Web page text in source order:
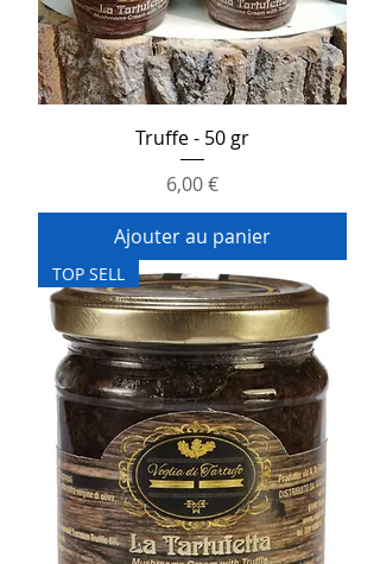
Truffe - 50 gr
Prix
6,00 €
Ajouter au panier
TOP SELL